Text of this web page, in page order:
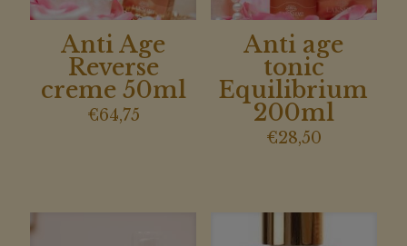
Anti Age
Reverse
creme 50ml
€64,75
Anti age
tonic
Equilibrium
200ml
€28,50